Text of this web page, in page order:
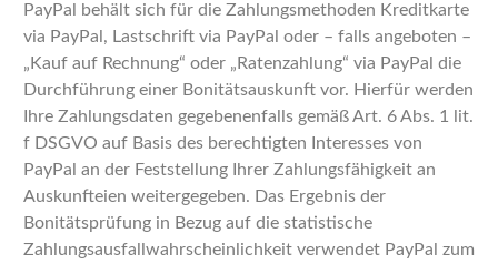
PayPal behält sich für die Zahlungsmethoden Kreditkarte
via PayPal, Lastschrift via PayPal oder – falls angeboten –
„Kauf auf Rechnung“ oder „Ratenzahlung“ via PayPal die
Durchführung einer Bonitätsauskunft vor. Hierfür werden
Ihre Zahlungsdaten gegebenenfalls gemäß Art. 6 Abs. 1 lit.
f DSGVO auf Basis des berechtigten Interesses von
PayPal an der Feststellung Ihrer Zahlungsfähigkeit an
Auskunfteien weitergegeben. Das Ergebnis der
Bonitätsprüfung in Bezug auf die statistische
Zahlungsausfallwahrscheinlichkeit verwendet PayPal zum